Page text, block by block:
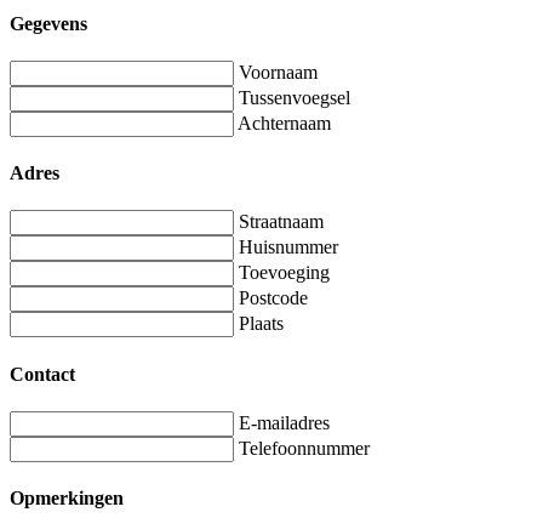
Gegevens
Voornaam
Tussenvoegsel
Achternaam
Adres
Straatnaam
Huisnummer
Toevoeging
Postcode
Plaats
Contact
E-mailadres
Telefoonnummer
Opmerkingen